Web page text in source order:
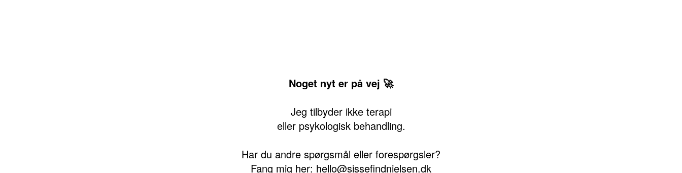
Noget nyt er på vej 🚀
Jeg tilbyder ikke terapi
eller psykologisk behandling.
Har du andre spørgsmål eller forespørgsler?
Fang mig her: hello@sissefindnielsen.dk